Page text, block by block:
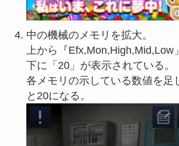
中の機械のメモリを拡大。
上から『Efx,Mon,High,Mid,Low
下に「20」が表示されている。
各メモリの示している数値を足
と20になる。